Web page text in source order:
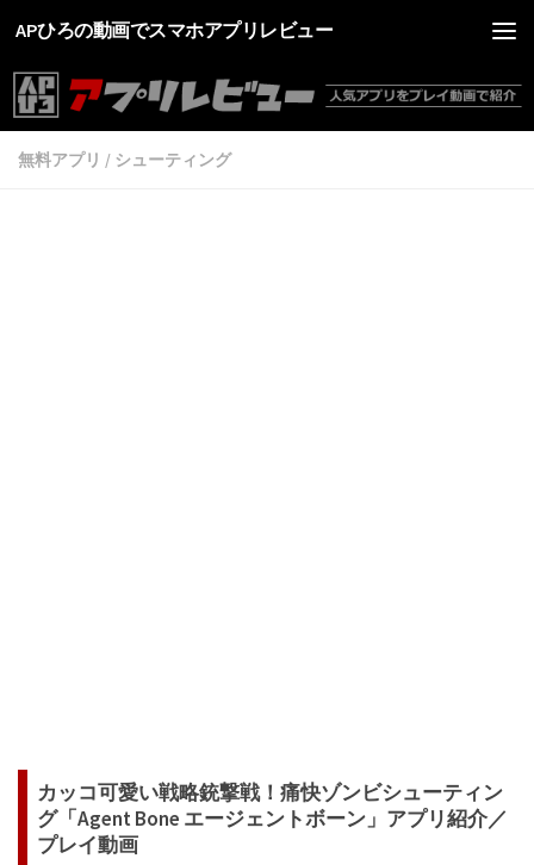
APひろの動画でスマホアプリレビュー
無料アプリ / シューティング
カッコ可愛い戦略銃撃戦！痛快ゾンビシューティン
グ「Agent Bone エージェントボーン」アプリ紹介／
プレイ動画